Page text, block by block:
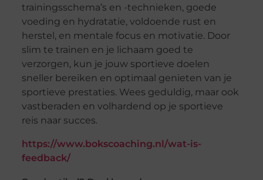
trainingsschema’s en -technieken, goede
voeding en hydratatie, voldoende rust en
herstel, en mentale focus en motivatie. Door
slim te trainen en je lichaam goed te
verzorgen, kun je jouw sportieve doelen
sneller bereiken en optimaal genieten van je
sportieve prestaties. Wees geduldig, maar ook
vastberaden en volhardend op je sportieve
reis naar succes.
https://www.bokscoaching.nl/wat-is-
feedback/